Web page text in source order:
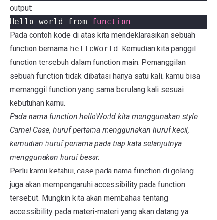
output:
Hello world from function
Pada contoh kode di atas kita mendeklarasikan sebuah
function bernama helloWorld. Kemudian kita panggil
function tersebuh dalam function main. Pemanggilan
sebuah function tidak dibatasi hanya satu kali, kamu bisa
memanggil function yang sama berulang kali sesuai
kebutuhan kamu.
Pada nama function helloWorld kita menggunakan style
Camel Case, huruf pertama menggunakan huruf kecil,
kemudian huruf pertama pada tiap kata selanjutnya
menggunakan huruf besar.
Perlu kamu ketahui, case pada nama function di golang
juga akan mempengaruhi accessibility pada function
tersebut. Mungkin kita akan membahas tentang
accessibility pada materi-materi yang akan datang ya.